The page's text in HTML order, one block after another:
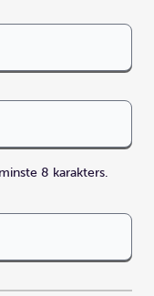
8 karakters.